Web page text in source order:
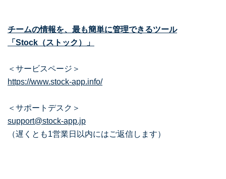
チームの情報を、最も簡単に管理できるツール
「Stock（ストック）」
＜サービスページ＞
https://www.stock-app.info/
＜サポートデスク＞
support@stock-app.jp
（遅くとも1営業日以内にはご返信します）